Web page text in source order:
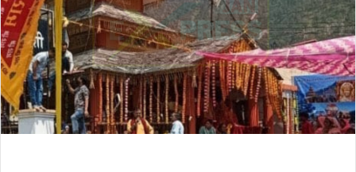
o
n
T
w
t
t
e
m
a
i
l